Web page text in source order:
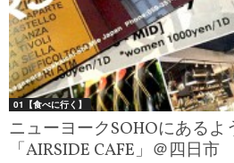
01【食べに行く】
ニューヨークSOHOにあるよ
「AIRSIDE CAFE」＠四日市